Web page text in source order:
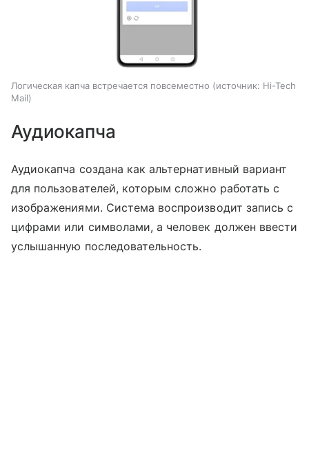
Логическая капча встречается повсеместно источник: Hi-Tech
Mail
Аудиокапча
Аудиокапча создана как альтернативный вариант
для пользователей, которым сложно работать с
изображениями. Система воспроизводит запись с
цифрами или символами, а человек должен ввести
услышанную последовательность.